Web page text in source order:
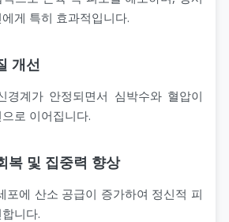
게 특히 효과적입니다.
개선
경계가 안정되면서 심박수와 혈압이
로 이어집니다.
복 및 집중력 향상
포에 산소 공급이 증가하여 정신적 피
니다.